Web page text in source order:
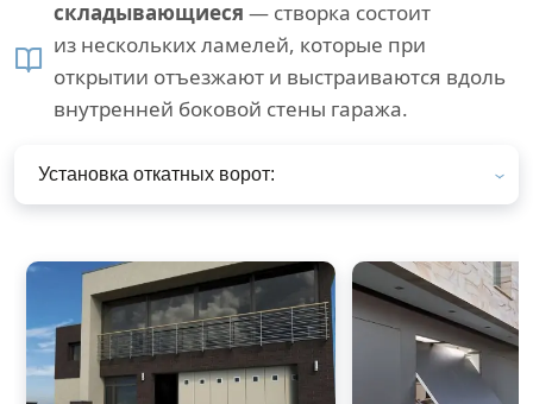
складывающиеся — створка состоит
из нескольких ламелей, которые при
открытии отъезжают и выстраиваются вдоль
внутренней боковой стены гаража.
Установка откатных ворот: